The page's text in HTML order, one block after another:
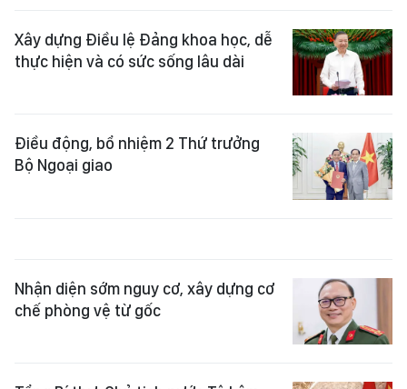
Xây dựng Điều lệ Đảng khoa học, dễ
thực hiện và có sức sống lâu dài
Điều động, bổ nhiệm 2 Thứ trưởng
Bộ Ngoại giao
Nhận diện sớm nguy cơ, xây dựng cơ
chế phòng vệ từ gốc